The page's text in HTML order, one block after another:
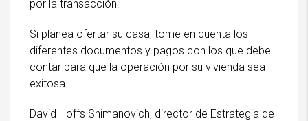
por la transacción.
Si planea ofertar su casa, tome en cuenta los
diferentes documentos y pagos con los que debe
contar para que la operación por su vivienda sea
exitosa.
David Hoffs Shimanovich, director de Estrategia de